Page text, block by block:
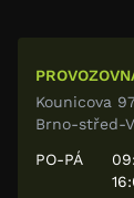
Kounicova
Brno-střed-
PO-PÁ